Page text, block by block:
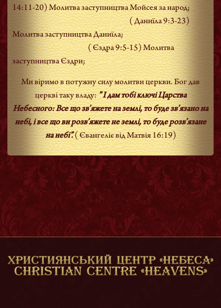
14:11-20) Молитва заступництва Мойсея за народ;
( Даниїла 9:3-23)
Молитва заступництва Даниїла;
( Єздра 9:5-15) Молитва
заступництва Єздри;
Ми віримо в потужну силу молитви церкви. Бог дав
церкві таку владу:” І дам тобі ключі Царства
Небесного:Все що зв’яжете на землі, то буде зв’язано на
небі, і все що ви розв’яжете не землі, то буде розв’язане
на небі”.( Євангеліє від Матвія 16:19)